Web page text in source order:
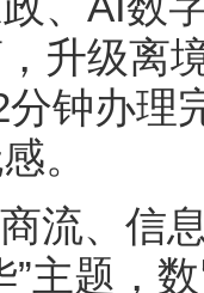
升级离
钟办理
。
流、信
”主题，